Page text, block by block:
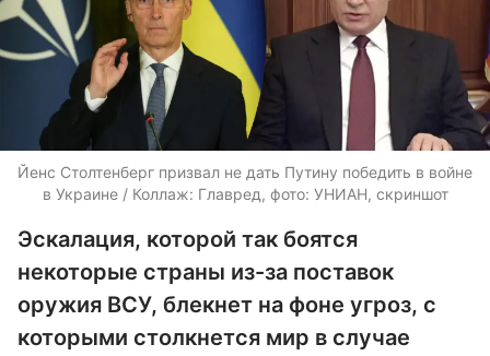
Йенс Столтенберг призвал не дать Путину победить в войне
в Украине / Коллаж: Главред, фото: УНИАН, скриншот
Эскалация, которой так боятся
некоторые страны из-за поставок
оружия ВСУ, блекнет на фоне угроз, с
которыми столкнется мир в случае